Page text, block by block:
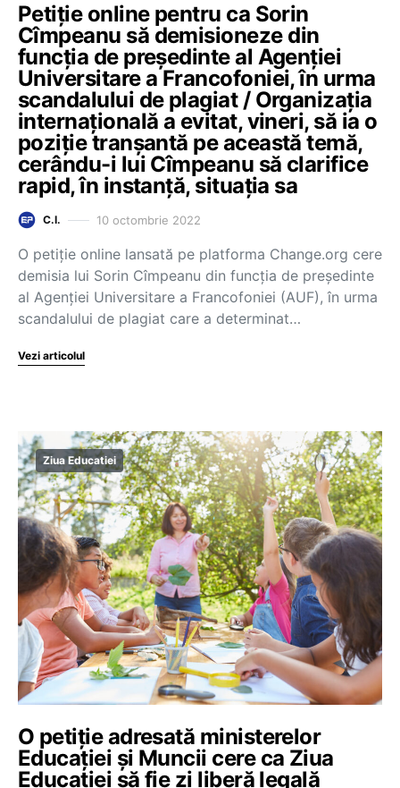
Petiție online pentru ca Sorin
Cîmpeanu să demisioneze din
funcția de președinte al Agenției
Universitare a Francofoniei, în urma
scandalului de plagiat / Organizația
internațională a evitat, vineri, să ia o
poziție tranșantă pe această temă,
cerându-i lui Cîmpeanu să clarifice
rapid, în instanță, situația sa
C.I. 10 octombrie 2022
O petiție online lansată pe platforma Change.org cere
demisia lui Sorin Cîmpeanu din funcția de președinte
al Agenției Universitare a Francofoniei (AUF), în urma
scandalului de plagiat care a determinat…
Vezi articolul
Ziua Educatiei
O petiție adresată ministerelor
Educației și Muncii cere ca Ziua
Educației să fie zi liberă legală